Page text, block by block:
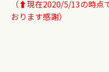
（⬆︎現在2020/5/13の時点
おります感謝）